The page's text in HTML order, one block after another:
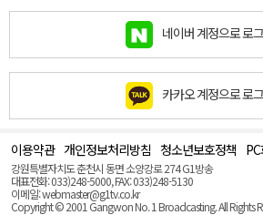
네이버 계정으로 로
카카오 계정으로 로
이용약관 개인정보처리방침 청소년보호정책
강원특별자치도 춘천시 동면 소양강로 274 G1방송
대표전화: 033)248-5000, FAX: 033)248-5130
이메일: webmaster@g1tv.co.kr
Copyright © 2001 Gangwon No. 1 Broadcasting. All Rights